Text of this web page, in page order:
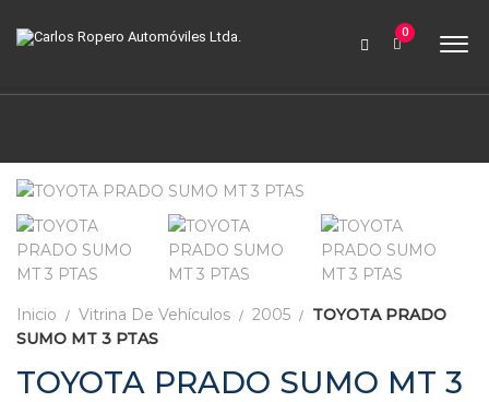
contabilidad@carlosroperoautomoviles.com
0
Inicio Vitrina De Vehículos 2005
TOYOTA PRADO
SUMO MT 3 PTAS
TOYOTA PRADO SUMO MT 3